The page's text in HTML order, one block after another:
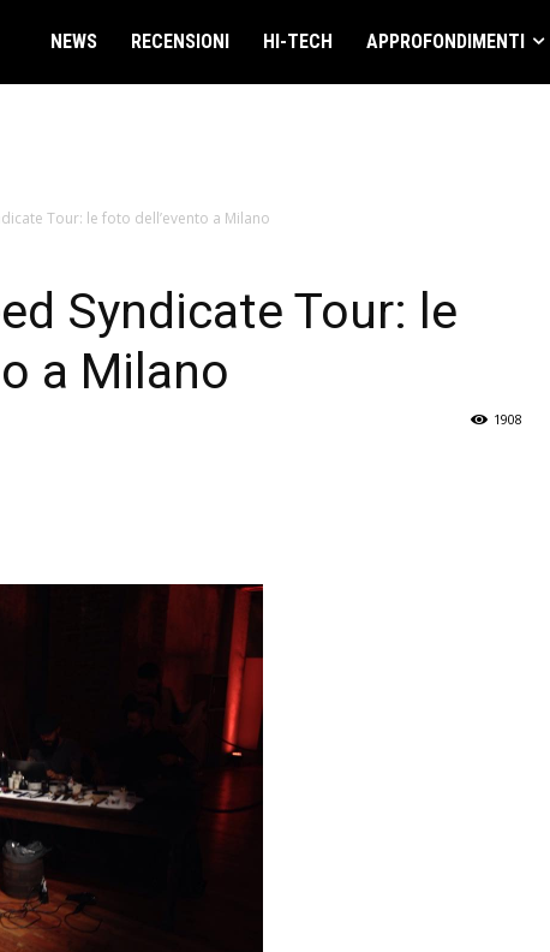
NEWS RECENSIONI HI-TECH APPROFONDIMENTI
Tour: le foto dell’evento a Milano
Syndicate Tour: le
a Milano
1908